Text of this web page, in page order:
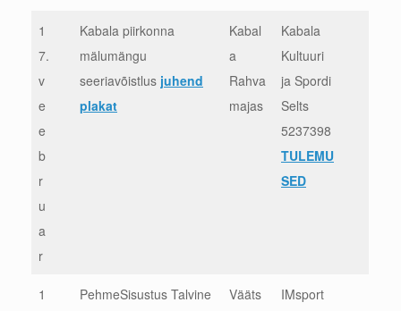
1
7.
v
e
e
b
r
u
a
r
Kabala piirkonna
mälumängu
seeriavõistlus juhend
plakat
Kabal
a
Rahva
majas
Kabala
Kultuuri
ja Spordi
Selts
5237398
TULEMU
SED
1
PehmeSisustus Talvine
Vääts
IMsport